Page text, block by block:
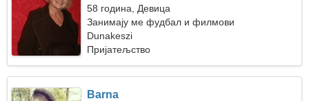
58 година, Девица
Занимају ме фудбал и филмови
Dunakeszi
Пријатељство
Barna